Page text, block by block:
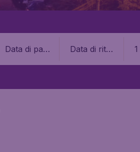
Data di part
Data di ritor